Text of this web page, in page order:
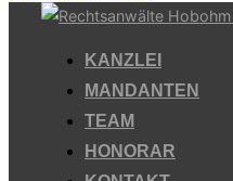
KANZLEI
MANDANTEN
TEAM
HONORAR